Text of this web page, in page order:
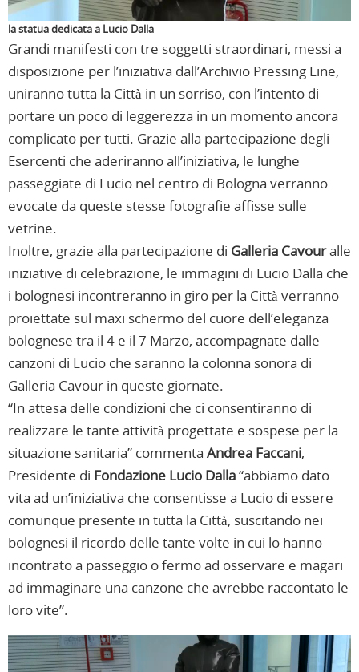
la statua dedicata a Lucio Dalla
Grandi manifesti con tre soggetti straordinari, messi a
disposizione per l’iniziativa dall’Archivio Pressing Line,
uniranno tutta la Città in un sorriso, con l’intento di
portare un poco di leggerezza in un momento ancora
complicato per tutti. Grazie alla partecipazione degli
Esercenti che aderiranno all’iniziativa, le lunghe
passeggiate di Lucio nel centro di Bologna verranno
evocate da queste stesse fotografie affisse sulle
vetrine.
Inoltre, grazie alla partecipazione di Galleria Cavouralle
iniziative di celebrazione, le immagini di Lucio Dalla che
i bolognesi incontreranno in giro per la Città verranno
proiettate sul maxi schermo del cuore dell’eleganza
bolognese tra il 4 e il 7 Marzo, accompagnate dalle
canzoni di Lucio che saranno la colonna sonora di
Galleria Cavour in queste giornate.
“In attesa delle condizioni che ci consentiranno di
realizzare le tante attività progettate e sospese per la
situazione sanitaria” commenta Andrea Faccani,
Presidente di Fondazione Lucio Dalla“abbiamo dato
vita ad un’iniziativa che consentisse a Lucio di essere
comunque presente in tutta la Città, suscitando nei
bolognesi il ricordo delle tante volte in cui lo hanno
incontrato a passeggio o fermo ad osservare e magari
ad immaginare una canzone che avrebbe raccontato le
loro vite”.